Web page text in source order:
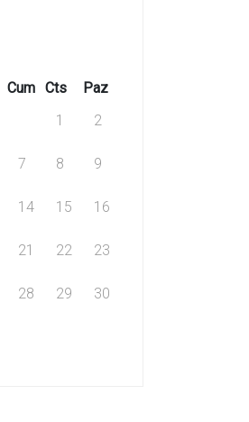
Cum Cts
Paz
1
2
7 8 9
14 15 16
21 22 23
28 29 30